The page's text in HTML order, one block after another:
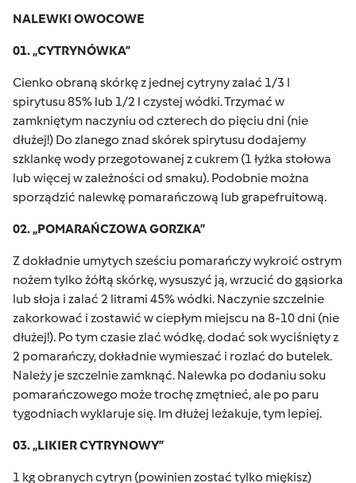
NALEWKI OWOCOWE
01. „CYTRYNÓWKA”
Cienko obraną skórkę z jednej cytryny zalać 1/3 l
spirytusu 85% lub 1/2 l czystej wódki. Trzymać w
zamkniętym naczyniu od czterech do pięciu dni (nie
dłużej!) Do zlanego znad skórek spirytusu dodajemy
szklankę wody przegotowanej z cukrem (1 łyżka stołowa
lub więcej w zależności od smaku). Podobnie można
sporządzić nalewkę pomarańczową lub grapefruitową.
02. „POMARAŃCZOWA GORZKA”
Z dokładnie umytych sześciu pomarańczy wykroić ostrym
nożem tylko żółtą skórkę, wysuszyć ją, wrzucić do gąsiorka
lub słoja i zalać 2 litrami 45% wódki. Naczynie szczelnie
zakorkować i zostawić w ciepłym miejscu na 8-10 dni (nie
dłużej!). Po tym czasie zlać wódkę, dodać sok wyciśnięty z
2 pomarańczy, dokładnie wymieszać i rozlać do butelek.
Należy je szczelnie zamknąć. Nalewka po dodaniu soku
pomarańczowego może trochę zmętnieć, ale po paru
tygodniach wyklaruje się. Im dłużej leżakuje, tym lepiej.
03. „LIKIER CYTRYNOWY”
1 kg obranych cytryn (powinien zostać tylko miękisz)